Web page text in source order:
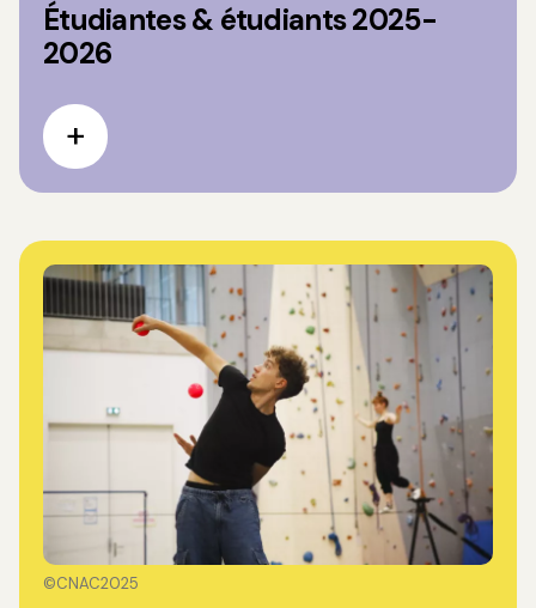
Étudiantes & étudiants 2025-
2026
©CNAC2025